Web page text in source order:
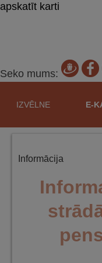
apskatīt karti
Seko mums:
IZVĒLNE E-
Informācija